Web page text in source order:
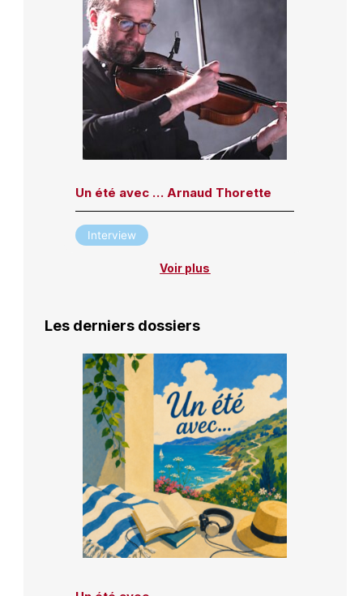
Un été avec … Arnaud Thorette
Interview
Voir plus
Les derniers dossiers